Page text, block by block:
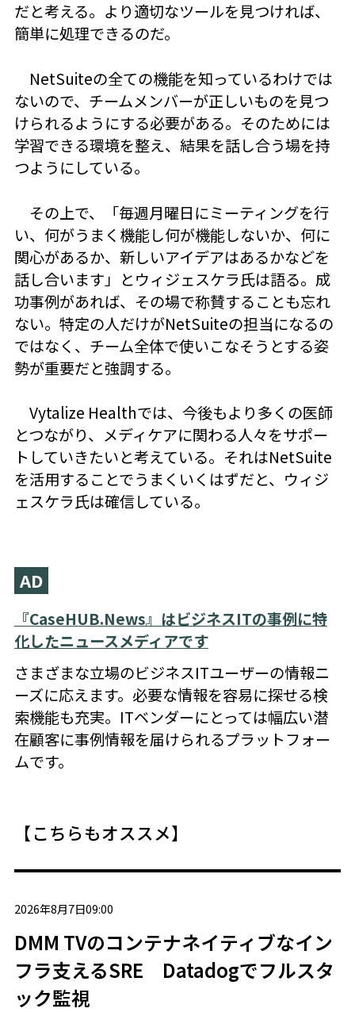
だと考える。より適切なツールを見つければ、
簡単に処理できるのだ。
NetSuiteの全ての機能を知っているわけでは
ないので、チームメンバーが正しいものを見つ
けられるようにする必要がある。そのためには
学習できる環境を整え、結果を話し合う場を持
つようにしている。
その上で、「毎週月曜日にミーティングを行
い、何がうまく機能し何が機能しないか、何に
関心があるか、新しいアイデアはあるかなどを
話し合います」とウィジェスケラ氏は語る。成
功事例があれば、その場で称賛することも忘れ
ない。特定の人だけがNetSuiteの担当になるの
ではなく、チーム全体で使いこなそうとする姿
勢が重要だと強調する。
Vytalize Healthでは、今後もより多くの医師
とつながり、メディケアに関わる人々をサポー
トしていきたいと考えている。それはNetSuite
を活用することでうまくいくはずだと、ウィジ
ェスケラ氏は確信している。
AD
『CaseHUB.News』はビジネスITの事例に特
化したニュースメディアです
さまざまな立場のビジネスITユーザーの情報ニ
ーズに応えます。必要な情報を容易に探せる検
索機能も充実。ITベンダーにとっては幅広い潜
在顧客に事例情報を届けられるプラットフォー
ムです。
【こちらもオススメ】
2026年8月7日09:00
DMM TVのコンテナネイティブなイン
フラ支えるSRE Datadogでフルスタ
ック監視